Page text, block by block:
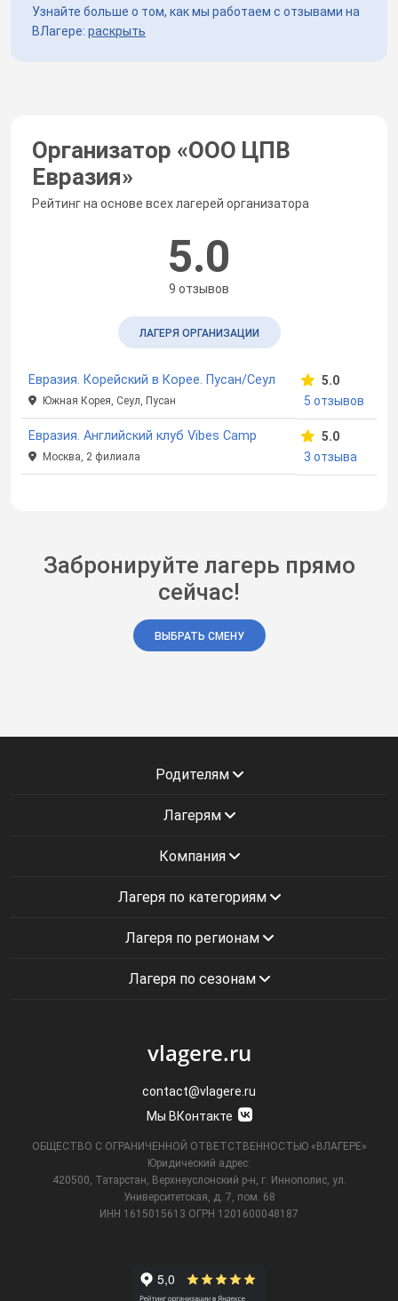
Узнайте больше о том, как мы работаем с отзывами на
ВЛагере: раскрыть
Организатор «ООО ЦПВ
Евразия»
Рейтинг на основе всех лагерей организатора
5.0
9 отзывов
ЛАГЕРЯ ОРГАНИЗАЦИИ
Евразия. Корейский в Корее. Пусан/Сеул
Южная Корея, Сеул, Пусан
5.0
5 отзывов
Евразия. Английский клуб Vibes Camp
Москва, 2 филиала
5.0
3 отзыва
Забронируйте лагерь прямо
сейчас!
ВЫБРАТЬ СМЕНУ
Родителям
Лагерям
Компания
Лагеря по категориям
Лагеря по регионам
Лагеря по сезонам
vlagere.ru
contact@vlagere.ru
Мы ВКонтакте
ОБЩЕСТВО С ОГРАНИЧЕННОЙ ОТВЕТСТВЕННОСТЬЮ «ВЛАГЕРЕ»
Юридический адрес:
420500, Татарстан, Верхнеуслонский р-н, г. Иннополис, ул.
Университетская,
д. 7, пом. 68
ИНН 1615015613 ОГРН 1201600048187